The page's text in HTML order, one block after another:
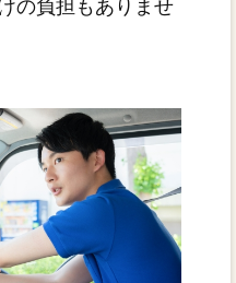
の負担もありませ